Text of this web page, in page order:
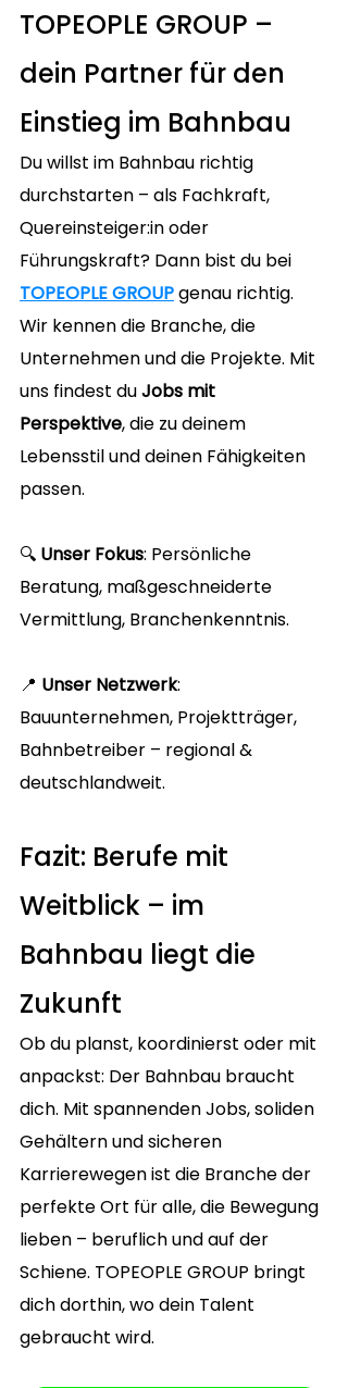
TOPEOPLE GROUP –
dein Partner für den
Einstieg im Bahnbau
Du willst im Bahnbau richtig
durchstarten – als Fachkraft,
Quereinsteiger:in oder
Führungskraft? Dann bist du bei
TOPEOPLE GROUP genau richtig.
Wir kennen die Branche, die
Unternehmen und die Projekte. Mit
uns findest du Jobs mit
Perspektive, die zu deinem
Lebensstil und deinen Fähigkeiten
passen.
🔍 Unser Fokus: Persönliche
Beratung, maßgeschneiderte
Vermittlung, Branchenkenntnis.
📍 Unser Netzwerk:
Bauunternehmen, Projektträger,
Bahnbetreiber – regional &
deutschlandweit.
Fazit: Berufe mit
Weitblick – im
Bahnbau liegt die
Zukunft
Ob du planst, koordinierst oder mit
anpackst: Der Bahnbau braucht
dich. Mit spannenden Jobs, soliden
Gehältern und sicheren
Karrierewegen ist die Branche der
perfekte Ort für alle, die Bewegung
lieben – beruflich und auf der
Schiene. TOPEOPLE GROUP bringt
dich dorthin, wo dein Talent
gebraucht wird.